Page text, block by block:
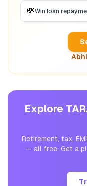
💸Win loan
Explore
Retirement, tax,
— all free. Get a